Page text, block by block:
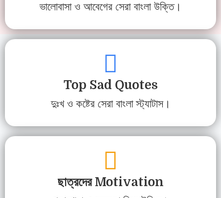
ভালোবাসা ও আবেগের সেরা বাংলা উক্তি।
Top Sad Quotes
দুঃখ ও কষ্টের সেরা বাংলা স্ট্যাটাস।
ছাত্রদের Motivation